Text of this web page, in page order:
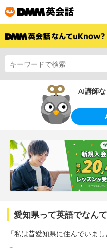
AI講師
愛知県って英語でなん
「私は昔愛知県に住んでいま